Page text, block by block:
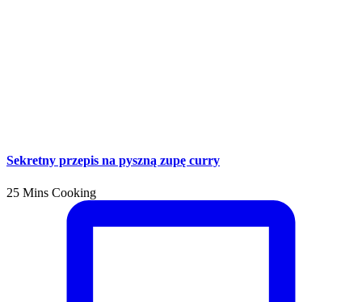
Sekretny przepis na pyszną zupę curry
25 Mins Cooking